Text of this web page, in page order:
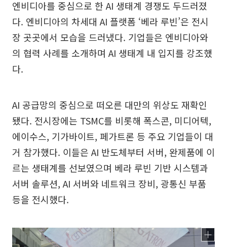
엔비디아를 중심으로 한 AI 생태계 경쟁도 두드러졌
다. 엔비디아의 차세대 AI 플랫폼 ‘베라 루빈’은 전시
장 곳곳에서 모습을 드러냈다. 기업들은 엔비디아와
의 협력 사례를 소개하며 AI 생태계 내 입지를 강조했
다.
AI 공급망의 중심으로 떠오른 대만의 위상도 재확인
됐다. 전시장에는 TSMC를 비롯해 폭스콘, 미디어텍,
에이수스, 기가바이트, 페가트론 등 주요 기업들이 대
거 참가했다. 이들은 AI 반도체부터 서버, 완제품에 이
르는 생태계를 선보였으며 베라 루빈 기반 시스템과
서버 솔루션, AI 서버와 네트워크 장비, 광통신 부품
등을 전시했다.